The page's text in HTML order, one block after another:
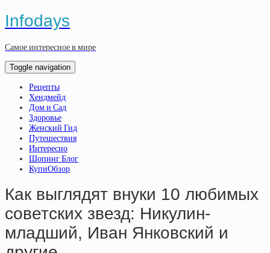
Infodays
Самое интересное в мире
Toggle navigation
Рецепты
Хендмейд
Дом и Сад
Здоровье
Женский Гид
Путешествия
Интересно
Шопинг Блог
КупиОбзор
Как выглядят внуки 10 любимых
советских звезд: Никулин-
младший, Иван Янковский и